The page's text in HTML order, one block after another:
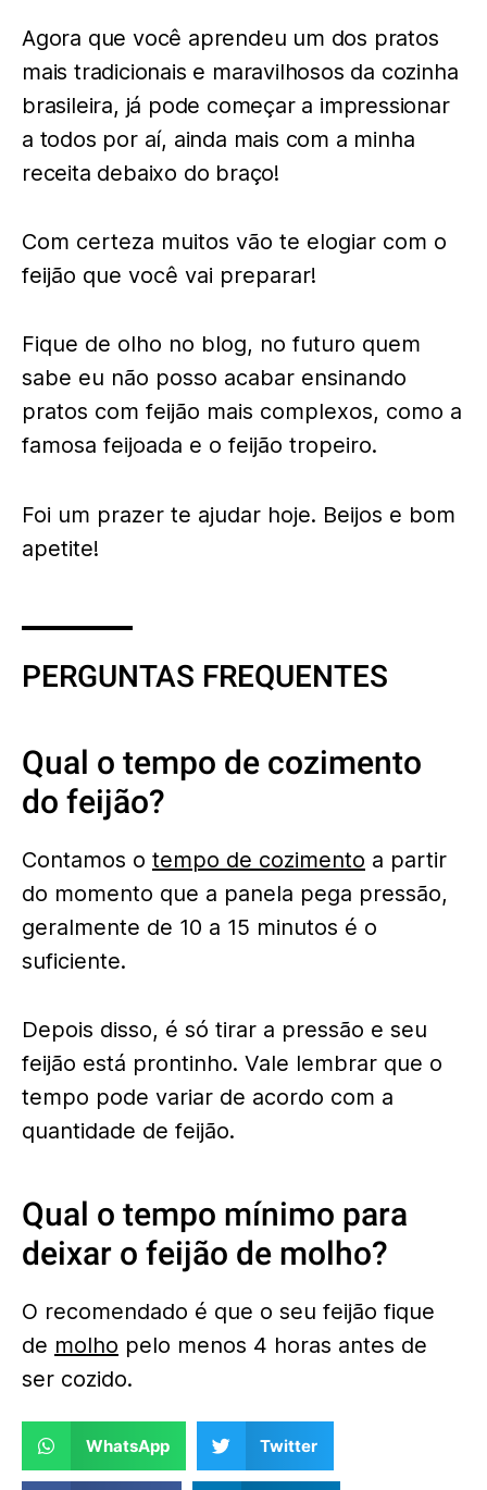
Agora que você aprendeu um dos pratos
mais tradicionais e maravilhosos da cozinha
brasileira, já pode começar a impressionar
a todos por aí, ainda mais com a minha
receita debaixo do braço!
Com certeza muitos vão te elogiar com o
feijão que você vai preparar!
Fique de olho no blog, no futuro quem
sabe eu não posso acabar ensinando
pratos com feijão mais complexos, como a
famosa feijoada e o feijão tropeiro.
Foi um prazer te ajudar hoje. Beijos e bom
apetite!
PERGUNTAS FREQUENTES
Qual o tempo de cozimento
do feijão?
Contamos o tempo de cozimento a partir
do momento que a panela pega pressão,
geralmente de 10 a 15 minutos é o
suficiente.
Depois disso, é só tirar a pressão e seu
feijão está prontinho. Vale lembrar que o
tempo pode variar de acordo com a
quantidade de feijão.
Qual o tempo mínimo para
deixar o feijão de molho?
O recomendado é que o seu feijão fique
de molho pelo menos 4 horas antes de
ser cozido.
WhatsApp Twitter